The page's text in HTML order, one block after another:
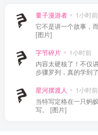
量子漫游者 1小时前
它不是讲一个故事，
[图片]
字节碎片 1小时前
内容太硬核了！不仅
步骤罗列，真的学到
星河摆渡人 1小时前
当特写定格在一只蚂
写。 [图片]